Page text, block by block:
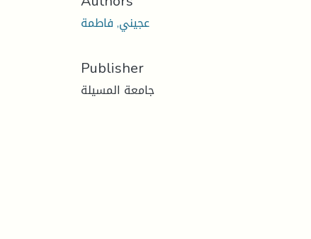
عجيني, فاطمة
Publisher
جامعة المسيلة